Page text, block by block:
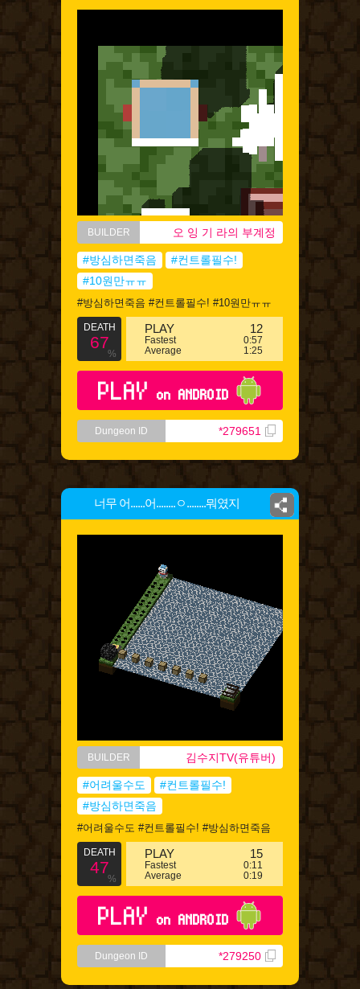
BUILDER 오 잉 기 라의 부계정
#방심하면죽음
#컨트롤필수!
#10원만ㅠㅠ
#방심하면죽음 #컨트롤필수! #10원만ㅠㅠ
DEATH
67
%
PLAY 12
Fastest
0:57
Average
1:25
PLAY on ANDROID
Dungeon ID *279651
너무 어......어........ㅇ........뭐였지
BUILDER 김수지TV(유튜버)
#어려울수도
#컨트롤필수!
#방심하면죽음
#어려울수도 #컨트롤필수! #방심하면죽음
DEATH
47
%
PLAY 15
Fastest
0:11
Average
0:19
PLAY on ANDROID
Dungeon ID *279250